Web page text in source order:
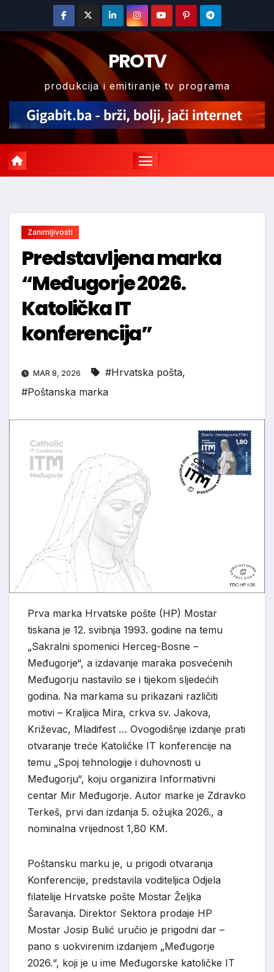
content
PROTV
produkcija i emitiranje tv programa
Zanimljivosti
Predstavljena marka
“Međugorje 2026.
Katolička IT
konferencija”
MAR 8, 2026 #Hrvatska pošta,
#Poštanska marka
Prva marka Hrvatske pošte (HP) Mostar
tiskana je 12. svibnja 1993. godine na temu
„Sakralni spomenici Herceg-Bosne –
Međugorje“, a izdavanje maraka posvećenih
Međugorju nastavilo se i tijekom sljedećih
godina. Na markama su prikazani različiti
motivi – Kraljica Mira, crkva sv. Jakova,
Križevac, Mladifest … Ovogodišnje izdanje prati
otvaranje treće Katoličke IT konferencije na
temu „Spoj tehnologije i duhovnosti u
Međugorju“, koju organizira Informativni
centar Mir Međugorje. Autor marke je Zdravko
Terkeš, prvi dan izdanja 5. ožujka 2026., a
nominalna vrijednost 1,80 KM.
Poštansku marku je, u prigodi otvaranja
Konferencije, predstavila voditeljica Odjela
filatelije Hrvatske pošte Mostar Željka
Šaravanja. Direktor Sektora prodaje HP
Mostar Josip Bulić uručio je prigodni dar –
pano s uokvirenim izdanjem „Međugorje
2026.“, koji je u ime Međugorske katoličke IT